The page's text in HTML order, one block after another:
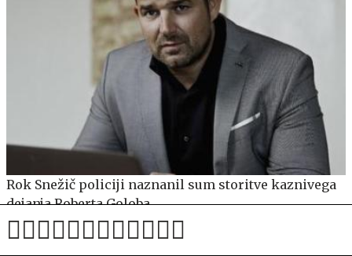
Rok Snežič policiji naznanil sum storitve kaznivega
dejanja Roberta Goloba